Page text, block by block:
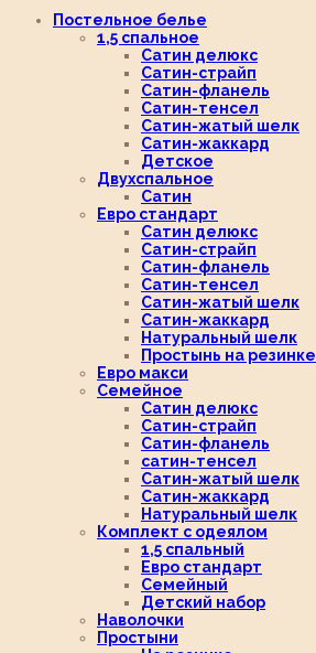
Постельное белье
1,5 спальное
Сатин делюкс
Сатин-страйп
Сатин-фланель
Сатин-тенсел
Сатин-жатый шелк
Сатин-жаккард
Детское
Двухспальное
Сатин
Евро стандарт
Сатин делюкс
Сатин-страйп
Сатин-фланель
Сатин-тенсел
Сатин-жатый шелк
Сатин-жаккард
Натуральный шелк
Простынь на резинке
Евро макси
Семейное
Сатин делюкс
Сатин-страйп
Сатин-фланель
сатин-тенсел
Сатин-жатый шелк
Сатин-жаккард
Натуральный шелк
Комплект с одеялом
1,5 спальный
Евро стандарт
Семейный
Детский набор
Наволочки
Простыни